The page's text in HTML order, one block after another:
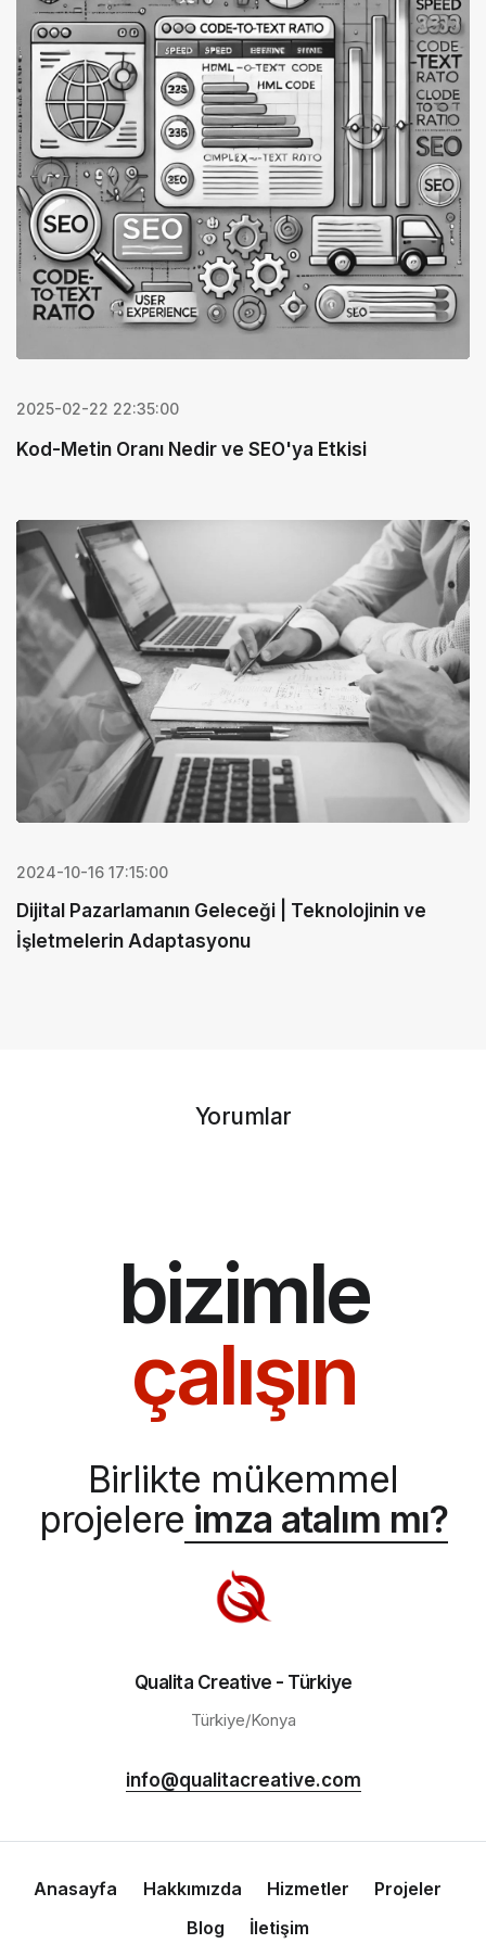
2025-02-22 22:35:00
Kod-Metin Oranı Nedir ve SEO'ya Etkisi
2024-10-16 17:15:00
Dijital Pazarlamanın Geleceği | Teknolojinin ve
İşletmelerin Adaptasyonu
Yorumlar
bizimle
çalışın
Birlikte mükemmel
projelere imza atalım mı?
Qualita Creative - Türkiye
Türkiye/Konya
info@qualitacreative.com
Anasayfa Hakkımızda Hizmetler
Projeler
Blog
İletişim